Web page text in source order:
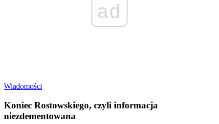
ad
Wiadomości
Koniec Rostowskiego, czyli informacja
niezdementowana